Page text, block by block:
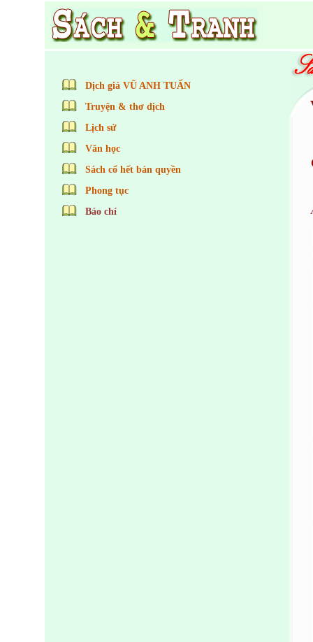
Dịch giả VŨ ANH TUẤN
Truyện & thơ dịch
Lịch sử
Văn học
Sách cổ hết bản quyền
Phong tục
Báo chí